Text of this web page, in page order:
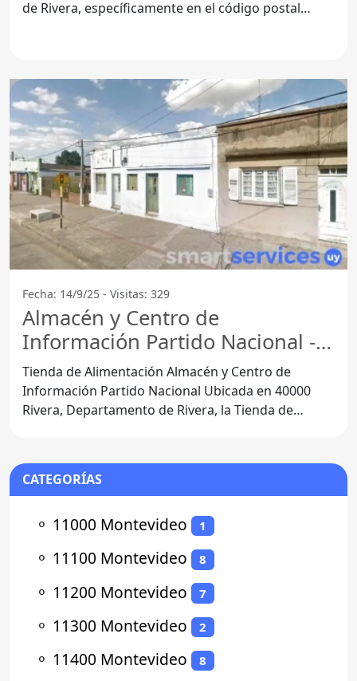
de Rivera, específicamente en el código postal
Fecha: 14/9/25 - Visitas: 329
Almacén y Centro de
Información Partido Nacional -
40000 Rivera
Tienda de Alimentación Almacén y Centro de
Información Partido Nacional Ubicada en 40000
Rivera, Departamento de Rivera, la Tienda de
CATEGORÍAS
⚬ 11000 Montevideo 1
⚬ 11100 Montevideo 8
⚬ 11200 Montevideo 7
⚬ 11300 Montevideo 2
⚬ 11400 Montevideo 8